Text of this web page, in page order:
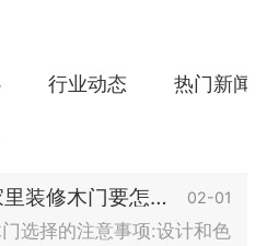
行业动态 热门新闻
家里装修木门要怎么选择？ 02-01
选择的注意事项:设计和色